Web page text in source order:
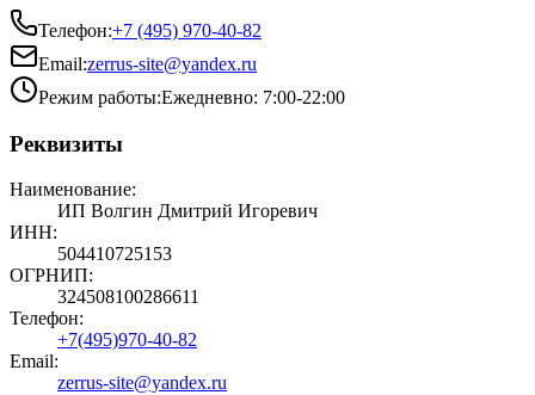
Телефон:+7 (495) 970-40-82
Email:zerrus-site@yandex.ru
Режим работы:Ежедневно: 7:00-22:00
Реквизиты
Наименование:
ИП Волгин Дмитрий Игоревич
ИНН:
504410725153
ОГРНИП:
324508100286611
Телефон:
+7(495)970-40-82
Email:
zerrus-site@yandex.ru